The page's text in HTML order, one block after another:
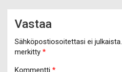
Vastaa
Sähköpostiosoitettasi ei julkaista.
merkitty *
Kommentti *